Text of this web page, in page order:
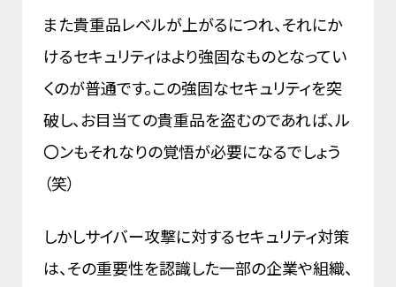
また貴重品レベルが上がるにつれ、それにか
けるセキュリティはより強固なものとなってい
くのが普通です。この強固なセキュリティを突
破し、お目当ての貴重品を盗むのであれば、ル
〇ンもそれなりの覚悟が必要になるでしょう
（笑）
しかしサイバー攻撃に対するセキュリティ対策
は、その重要性を認識した一部の企業や組織、